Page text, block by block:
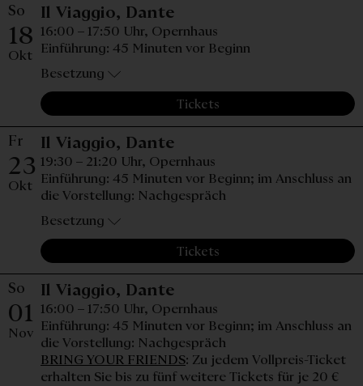
So
18
Okt
Il Viaggio, Dante
16:00 – 17:50 Uhr, Opernhaus
Einführung: 45 Minuten vor Beginn
Besetzung
Tickets
Fr
23
Okt
Il Viaggio, Dante
19:30 – 21:20 Uhr, Opernhaus
Einführung: 45 Minuten vor Beginn; im Anschluss an
die Vorstellung: Nachgespräch
Besetzung
Tickets
So
01
Nov
Il Viaggio, Dante
16:00 – 17:50 Uhr, Opernhaus
Einführung: 45 Minuten vor Beginn; im Anschluss an
die Vorstellung: Nachgespräch
BRING YOUR FRIENDS: Zu jedem Vollpreis-Ticket
erhalten Sie bis zu fünf weitere Tickets für je 20 €